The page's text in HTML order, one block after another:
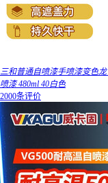
三和普通自喷漆手喷漆变色
喷漆 480ml 40白色
2000条评价